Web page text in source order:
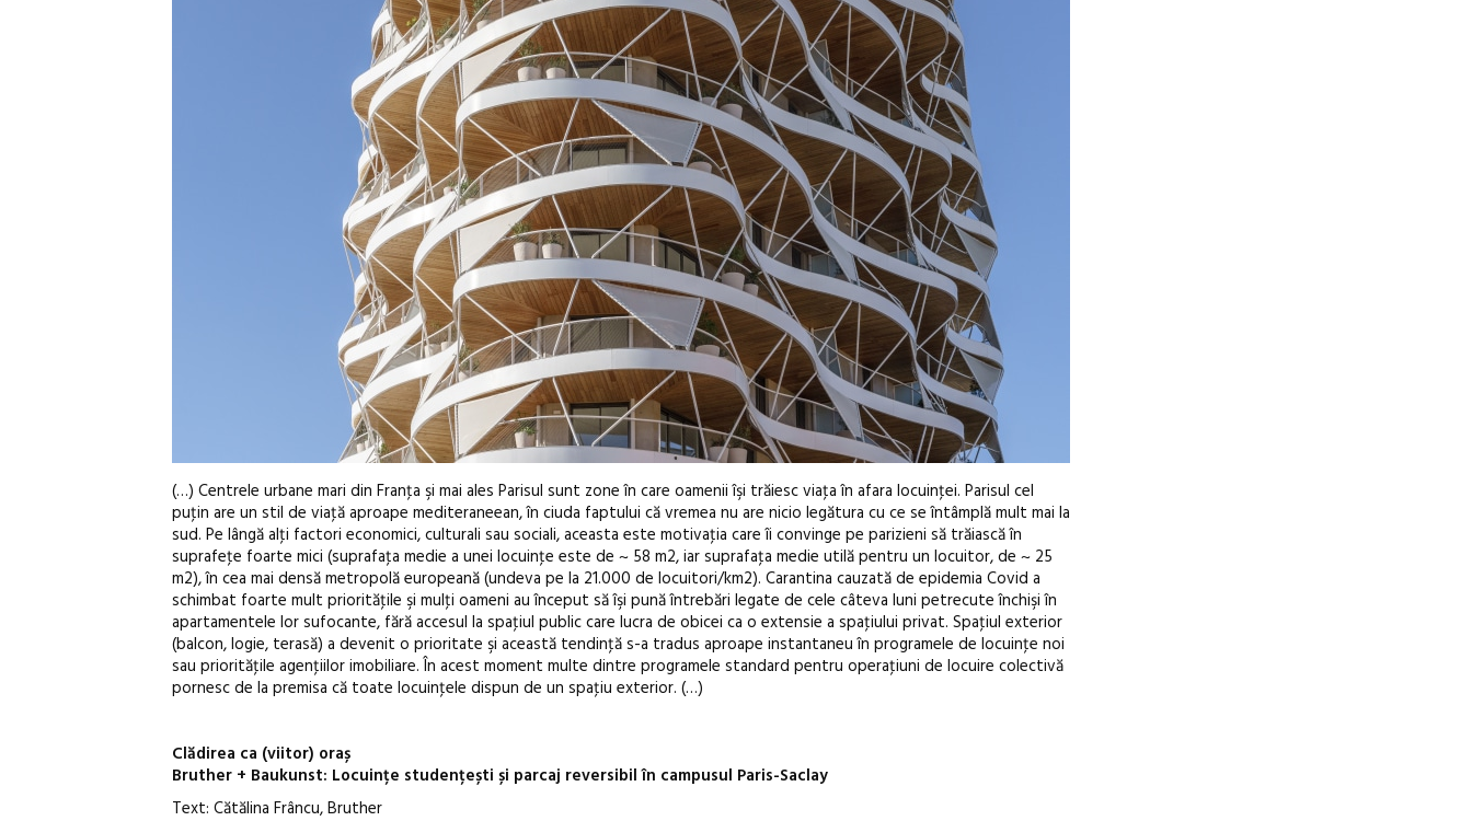
(…) Centrele urbane mari din Franţa şi mai ales Parisul sunt zone în care oamenii îşi trăiesc viaţa în afara locuinţei. Parisul cel
puţin are un stil de viaţă aproape mediteraneean, în ciuda faptului că vremea nu are nicio legătura cu ce se întâmplă mult mai la
sud. Pe lângă alţi factori economici, culturali sau sociali, aceasta este motivaţia care îi convinge pe parizieni să trăiască în
suprafeţe foarte mici (suprafaţa medie a unei locuinţe este de ~ 58 m2, iar suprafaţa medie utilă pentru un locuitor, de ~ 25
m2), în cea mai densă metropolă europeană (undeva pe la 21.000 de locuitori/km2). Carantina cauzată de epidemia Covid a
schimbat foarte mult priorităţile şi mulţi oameni au început să îşi pună întrebări legate de cele câteva luni petrecute închişi în
apartamentele lor sufocante, fără accesul la spaţiul public care lucra de obicei ca o extensie a spaţiului privat. Spaţiul exterior
(balcon, logie, terasă) a devenit o prioritate şi această tendinţă s-a tradus aproape instantaneu în programele de locuinţe noi
sau priorităţile agenţiilor imobiliare. În acest moment multe dintre programele standard pentru operaţiuni de locuire colectivă
pornesc de la premisa că toate locuinţele dispun de un spaţiu exterior. (…)
Clădirea ca (viitor) oraș
Bruther + Baukunst: Locuințe studențești și parcaj reversibil în campusul Paris-Saclay
Text: Cătălina Frâncu, Bruther